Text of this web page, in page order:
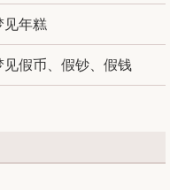
见年糕
见假币、假钞、假钱